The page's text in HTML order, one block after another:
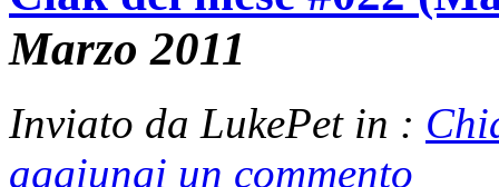
Marzo 2011
Inviato da LukePet in :
aggiungi un commento